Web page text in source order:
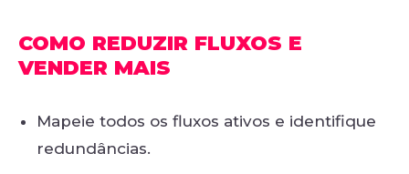
COMO REDUZIR FLUXOS E
VENDER MAIS
Mapeie todos os fluxos ativos e identifique
redundâncias.